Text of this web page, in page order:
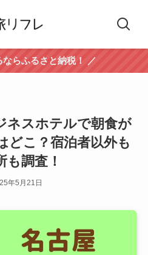
ならふるさと納税！ ／
ネスホテルで朝食が
どこ？宿泊者以外も
調査！
年5月21日